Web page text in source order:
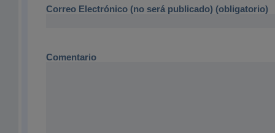
Correo Electrónico (no será publicado) (obligatorio)
Comentario